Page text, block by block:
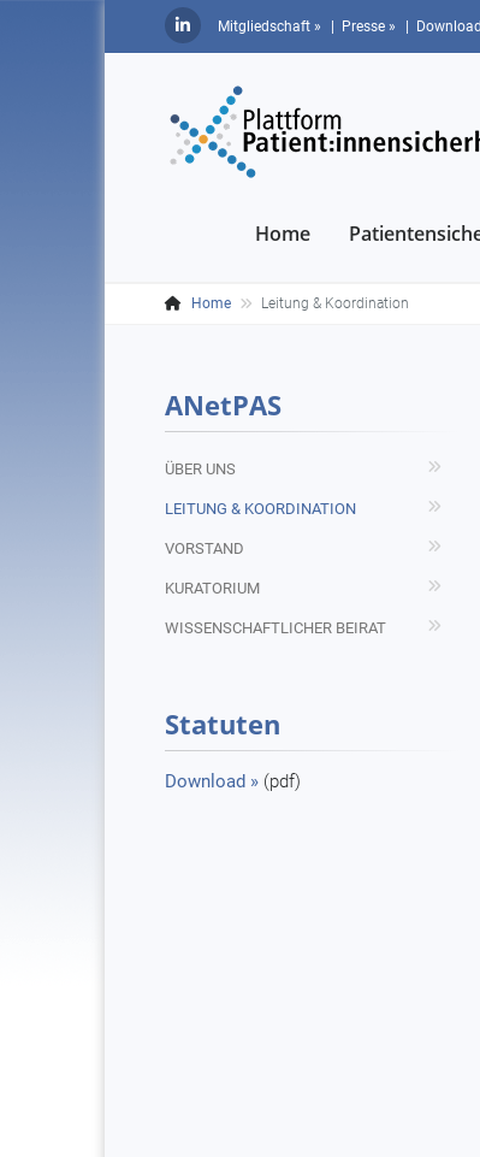
Mitgliedschaft » | Presse » |
Home
Home Leitung & Koordination
ANetPAS
ÜBER UNS
LEITUNG & KOORDINATION
VORSTAND
KURATORIUM
WISSENSCHAFTLICHER BEIRAT
Statuten
Download »(pdf)